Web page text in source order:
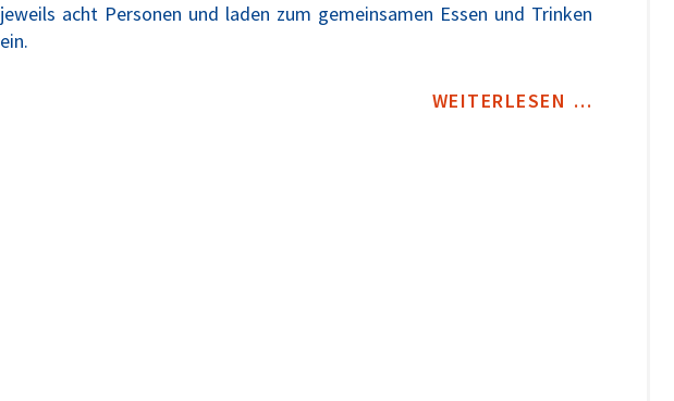
jeweils acht Personen und laden zum gemeinsamen Essen und Trinken
ein.
WEITERLESEN …